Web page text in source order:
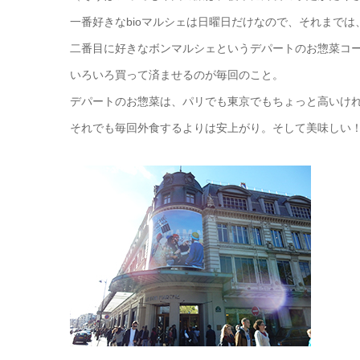
一番好きなbioマルシェは日曜日だけなので、それまでは、
二番目に好きなボンマルシェというデパートのお惣菜コ
いろいろ買って済ませるのが毎回のこと。
デパートのお惣菜は、パリでも東京でもちょっと高いけれ
それでも毎回外食するよりは安上がり。そして美味しい